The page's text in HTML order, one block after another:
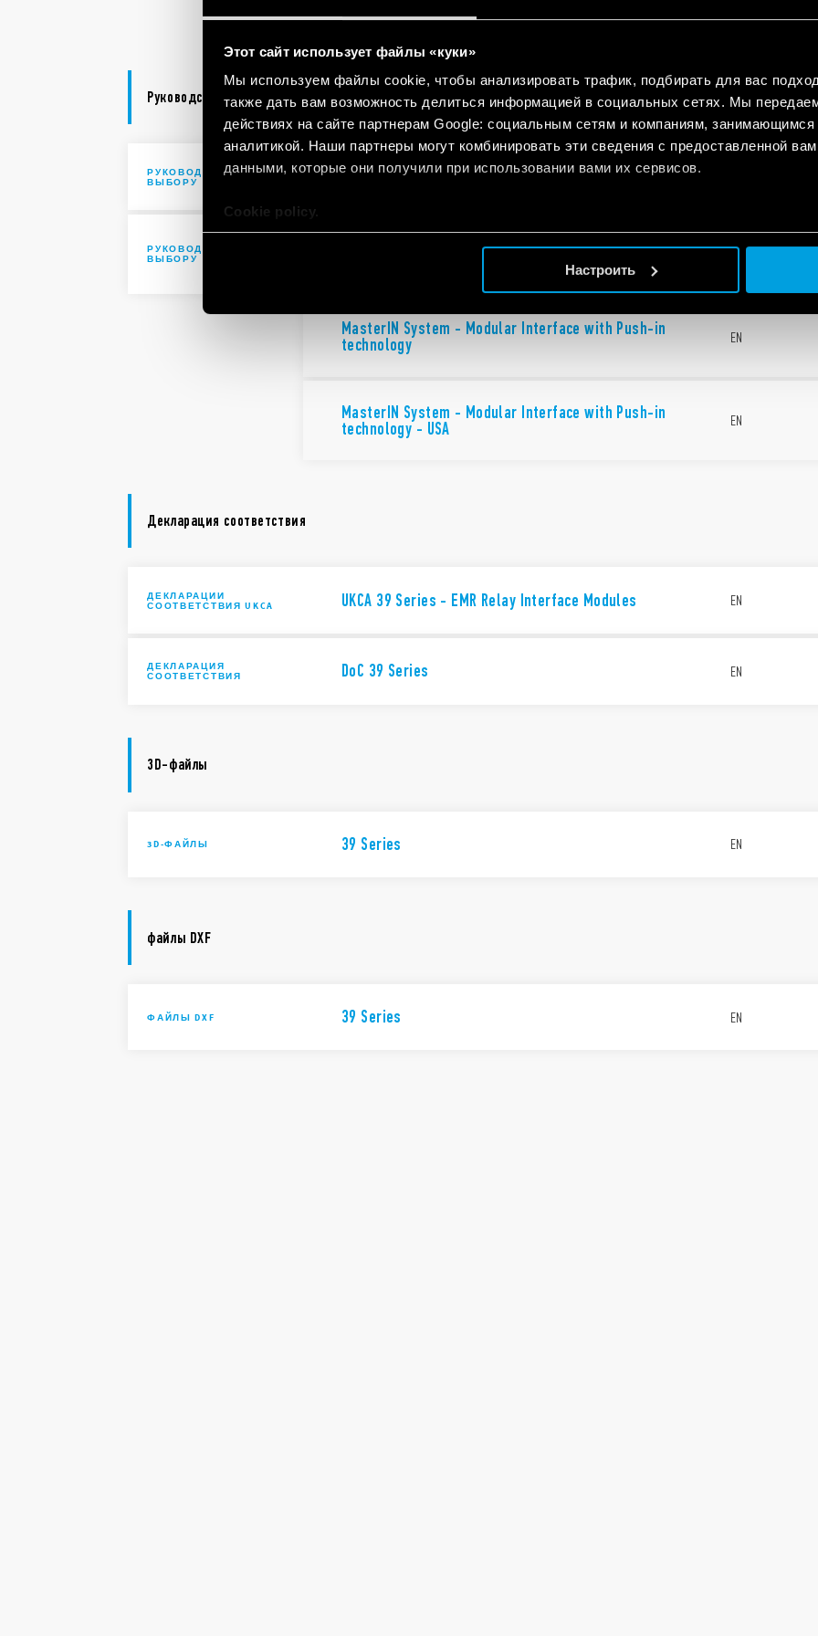
Этот сайт использует файлы «куки»
Мы используем файлы cookie, чтобы анализировать трафик, подбирать для вас
также дать вам возможность делиться информацией в социальных сетях. Мы
действиях на сайте партнерам Google: социальным сетям и компаниям,
аналитикой. Наши партнеры могут комбинировать эти сведения с предоставленной
данными, которые они получили при использовании вами их сервисов.
Cookie policy.
Настроить
Руководство по выбору
РУКОВОДСТВО ПО
ВЫБОРУ
39 Series - MasterINTERFACE
РУКОВОДСТВО ПО
ВЫБОРУ
MasterIN System - Интерфейсные модули реле с RU
MasterIN System - Modular Interface with Push-in
technology EN
MasterIN System - Modular Interface with Push-in
technology - USA EN
Декларация соответствия
ДЕКЛАРАЦИИ
СООТВЕТСТВИЯ UKCA
UKCA 39 Series - EMR Relay Interface Modules EN
ДЕКЛАРАЦИЯ
СООТВЕТСТВИЯ
DoC 39 Series EN
3D-файлы
3D-ФАЙЛЫ 39 Series EN
файлы DXF
ФАЙЛЫ DXF 39 Series EN